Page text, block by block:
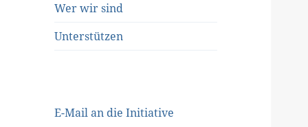
Wer wir sind
Unterstützen
E-Mail an die Initiative